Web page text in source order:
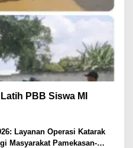
PBB Siswa MI
Layanan Operasi Katarak
Masyarakat Pamekasan-